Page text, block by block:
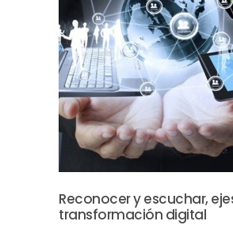
Reconocer y escuchar,
transformación digital